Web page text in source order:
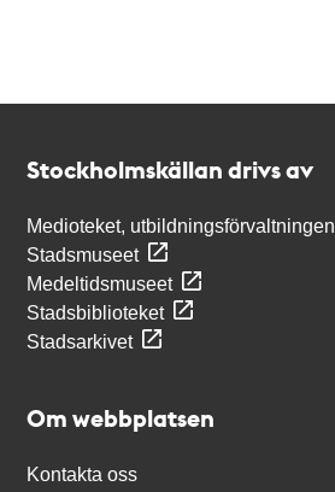
Stockholmskällan drivs av
Medioteket, utbildningsförvaltningen
Stadsmuseet
Medeltidsmuseet
Stadsbiblioteket
Stadsarkivet
Om webbplatsen
Kontakta oss